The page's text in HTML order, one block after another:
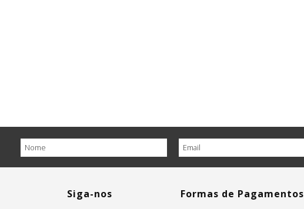
Siga-nos Formas de Pagamentos